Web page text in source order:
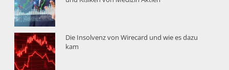
Die Insolvenz von Wirecard und wie es dazu
kam